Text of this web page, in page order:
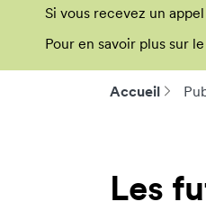
Si vous recevez un
Pour en savoir plus sur
Accueil
Les